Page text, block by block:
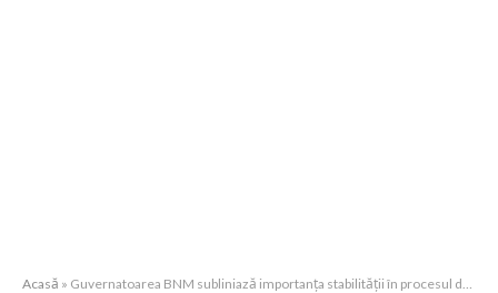
Acasă » Guvernatoarea BNM subliniază importanța stabilității în procesul de integrare europeană a Moldovei